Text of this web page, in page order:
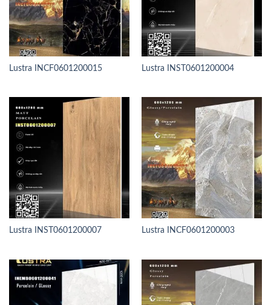
Lustra INCF0601200015 Lustra INST0601200004
Lustra INST0601200007 Lustra INCF0601200003